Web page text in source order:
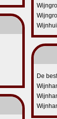
De